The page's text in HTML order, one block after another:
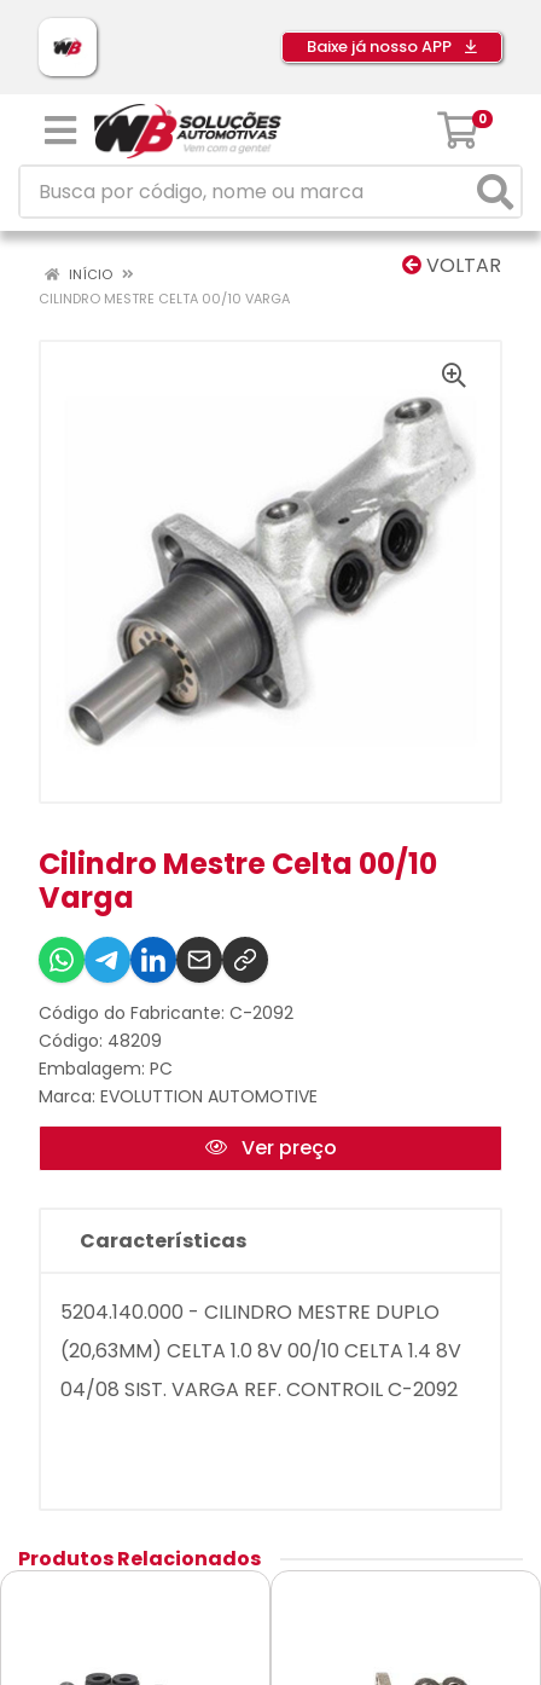
Baixe já nosso APP
0
VOLTAR
INÍCIO
CILINDRO MESTRE CELTA 00/10 VARGA
Cilindro Mestre Celta 00/10
Varga
Código do Fabricante: C-2092
Código: 48209
Embalagem: PC
Marca: EVOLUTTION AUTOMOTIVE
Ver preço
Características
5204.140.000 - CILINDRO MESTRE DUPLO
(20,63MM) CELTA 1.0 8V 00/10 CELTA 1.4 8V
04/08 SIST. VARGA REF. CONTROIL C-2092
Produtos Relacionados